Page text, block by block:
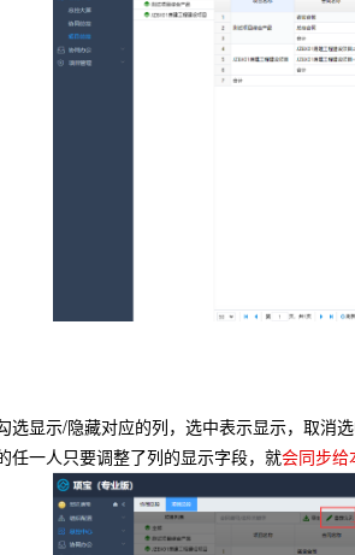
选显示/隐藏对应的列，选中表示显示，取消
任一人只要调整了列的显示字段，就会同步给